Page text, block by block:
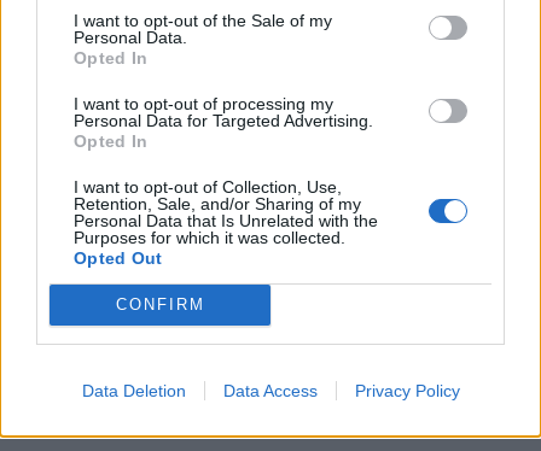
I want to opt-out of the Sale of my
Personal Data.
Opted In
I want to opt-out of processing my
Personal Data for Targeted Advertising.
Opted In
I want to opt-out of Collection, Use,
Retention, Sale, and/or Sharing of my
Personal Data that Is Unrelated with the
Purposes for which it was collected.
Opted Out
CONFIRM
Data Deletion Data Access Privacy Policy